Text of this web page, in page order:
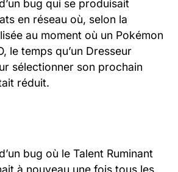
bug qui se produisait
en réseau où, selon la
au moment où un Pokémon
le temps qu’un Dresseur
sélectionner son prochain
réduit.
bug où le Talent Ruminant
à nouveau une fois tous les